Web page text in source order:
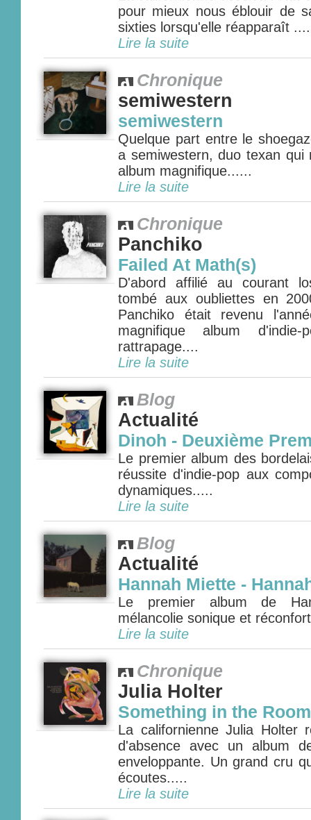
pour mieux nous éblouir de
sixties lorsqu'elle réapparaît
Lire la suite
Chronique
semiwestern
semiwestern
Quelque part entre le
a semiwestern, duo texan qui
album magnifique......
Lire la suite
Chronique
Panchiko
Failed At Math(s)
D'abord affilié au courant
tombé aux oubliettes en
Panchiko était revenu
magnifique album
rattrapage....
Lire la suite
Blog
Actualité
Dinoh - Deuxième
Le premier album des
réussite d'indie-pop aux
dynamiques.....
Lire la suite
Blog
Actualité
Hannah Miette -
Le premier album de
mélancolie sonique et
Lire la suite
Chronique
Julia Holter
Something in the
La californienne Julia Holter
d'absence avec un album
enveloppante. Un grand cru
écoutes.....
Lire la suite